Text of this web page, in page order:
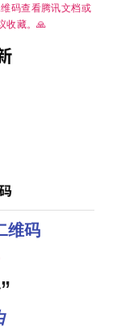
码查看腾讯文档或
收藏。🙏
维码